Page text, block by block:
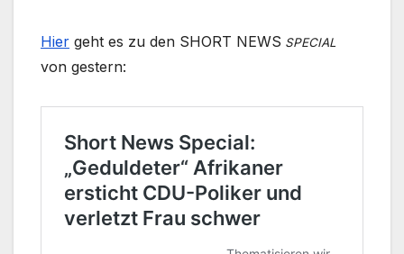
Hier geht es zu den SHORT NEWS SPECIAL
von gestern: